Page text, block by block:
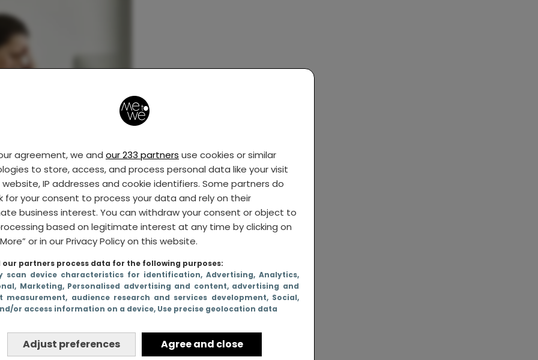
agreement, we and our 233 partners use cookies or similar
to store, access, and process personal data like your visit
IP addresses and cookie identifiers. Some partners do
for your consent to process your data and rely on their
business interest. You can withdraw your consent or object to
based on legitimate interest at any time by clicking on
or in our Privacy Policy on this website.
our partners process data for the following purposes:
scan device characteristics for identification, Advertising, Analytics,
, Marketing, Personalised advertising and content, advertising and
measurement, audience research and services development, Social,
or access information on a device, Use precise geolocation data
Adjust preferences Agree and close
in
af in